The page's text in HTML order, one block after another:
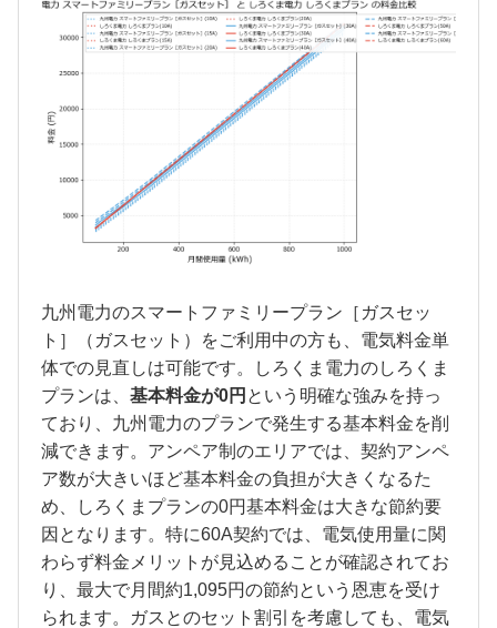
九州電力のスマートファミリープラン［ガスセッ
ト］（ガスセット）をご利用中の方も、電気料金単
体での見直しは可能です。しろくま電力のしろくま
プランは、 基本料金が0円 という明確な強みを持っ
ており、九州電力のプランで発生する基本料金を削
減できます。アンペア制のエリアでは、契約アンペ
ア数が大きいほど基本料金の負担が大きくなるた
め、しろくまプランの0円基本料金は大きな節約要
因となります。特に60A契約では、電気使用量に関
わらず料金メリットが見込めることが確認されてお
り、最大で月間約1,095円の節約という恩恵を受け
られます。ガスとのセット割引を考慮しても、電気